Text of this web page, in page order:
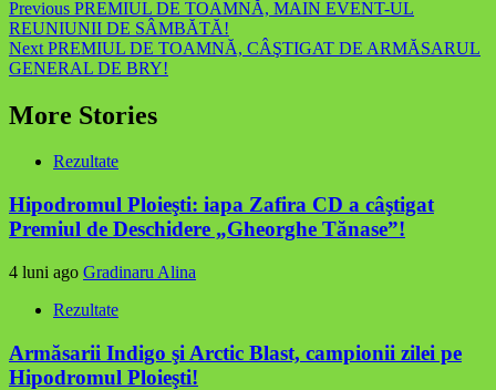
Previous PREMIUL DE TOAMNĂ, MAIN EVENT-UL
REUNIUNII DE SÂMBĂTĂ!
Next PREMIUL DE TOAMNĂ, CÂŞTIGAT DE ARMĂSARUL
GENERAL DE BRY!
More Stories
Rezultate
Hipodromul Ploieşti: iapa Zafira CD a câştigat
Premiul de Deschidere „Gheorghe Tănase”!
4 luni ago Gradinaru Alina
Rezultate
Armăsarii Indigo şi Arctic Blast, campionii zilei pe
Hipodromul Ploieşti!